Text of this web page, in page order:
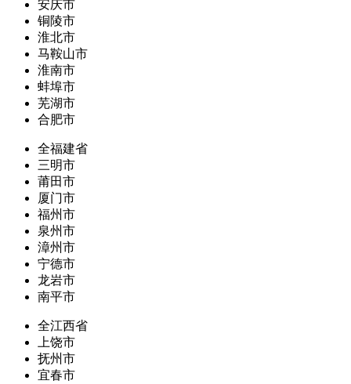
安庆市
铜陵市
淮北市
马鞍山市
淮南市
蚌埠市
芜湖市
合肥市
全福建省
三明市
莆田市
厦门市
福州市
泉州市
漳州市
宁德市
龙岩市
南平市
全江西省
上饶市
抚州市
宜春市